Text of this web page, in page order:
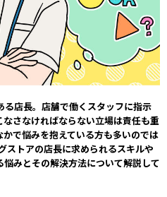
る店長。店舗で働くスタッフに指示
さなければならない立場は責任も重
で悩みを抱えている方も多いのでは
ストアの店長に求められるスキルや
みとその解決方法について解説して